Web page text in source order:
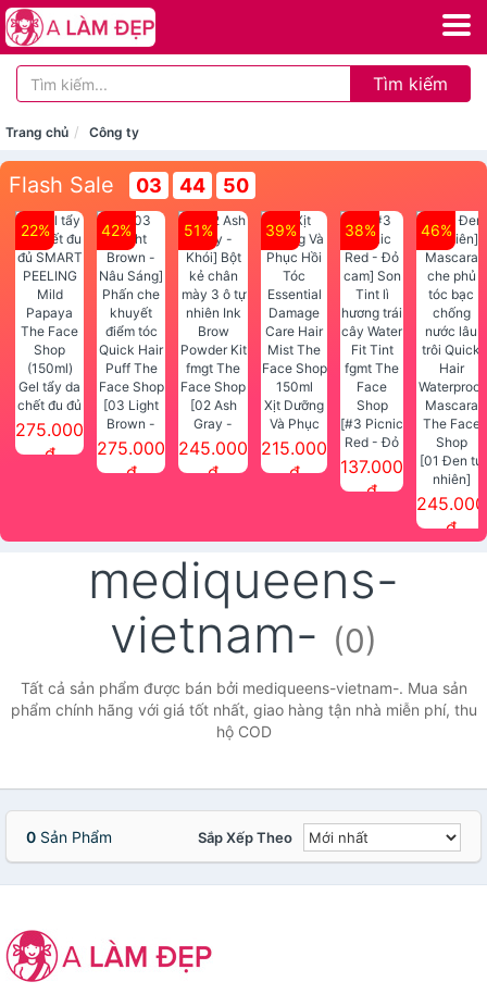
Tìm kiếm
Trang chủ Công ty
Flash Sale 03 44 50
22%
Gel tẩy da
chết đu đủ
SMART
PEELING
275.000
đ
42%
[03 Light
Brown -
Nâu Sáng]
Phấn che
275.000
đ
51%
[02 Ash
Gray -
Khói] Bột
kẻ chân
Face Shop
245.000
đ
39%
Xịt Dưỡng
Và Phục
Hồi Tóc
Essential
215.000
đ
38%
[#3 Picnic
Red - Đỏ
cam] Son
Face
Shop
137.000
đ
46%
[01 Đen tự
nhiên]
Mascara
che phủ
Shop
245.000
đ
mediqueens-
vietnam- (0)
Tất cả sản phẩm được bán bởi mediqueens-vietnam-. Mua sản
phẩm chính hãng với giá tốt nhất, giao hàng tận nhà miễn phí, thu
hộ COD
0 Sản Phẩm Sắp Xếp Theo